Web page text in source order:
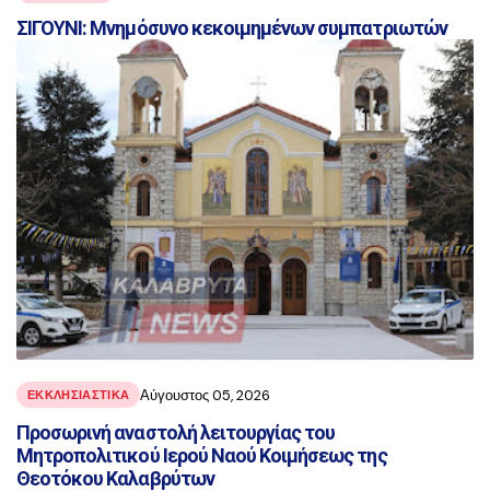
ΣΙΓΟΥΝΙ: Μνημόσυνο κεκοιμημένων συμπατριωτών
ΕΚΚΛΗΣΙΑΣΤΙΚΑ Αύγουστος 05, 2026
Προσωρινή αναστολή λειτουργίας του
Μητροπολιτικού Ιερού Ναού Κοιμήσεως της
Θεοτόκου Καλαβρύτων